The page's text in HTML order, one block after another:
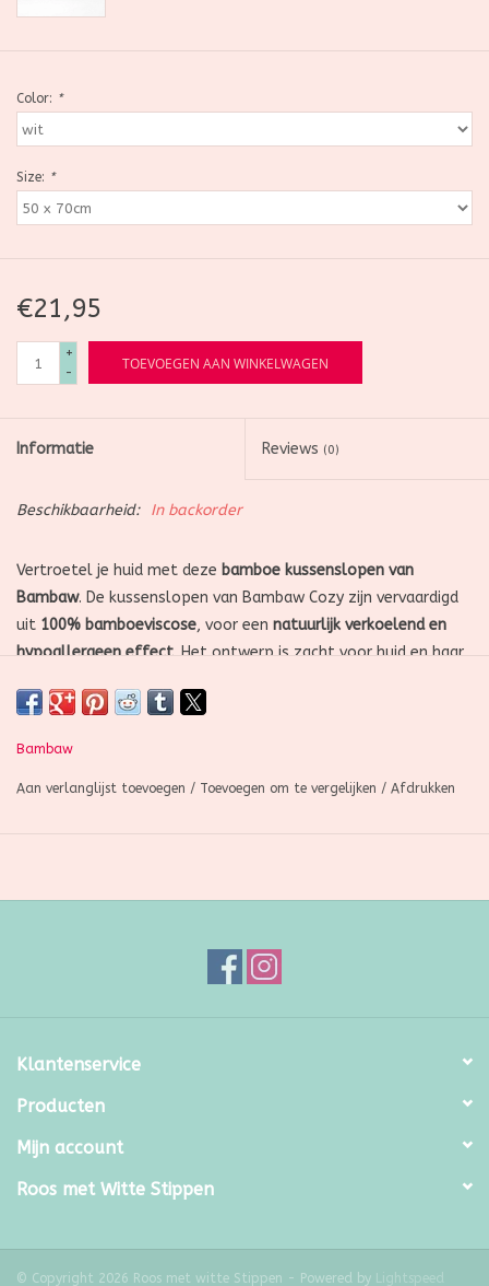
Color: *
Size: *
€21,95
+
-
TOEVOEGEN AAN WINKELWAGEN
Informatie Reviews (0)
Beschikbaarheid: In backorder
Vertroetel je huid met deze bamboe kussenslopen van
Bambaw. De kussenslopen van Bambaw Cozy zijn vervaardigd
uit 100% bamboeviscose, voor een natuurlijk verkoelend en
hypoallergeen effect . Het ontwerp is zacht voor huid en haar,
eigenschappen:
•Ultrazacht en ademend , voor een luxueuze nachtrust
stoffen
Bambaw
Aan verlanglijst toevoegen / Toevoegen om te vergelijken / Afdrukken
Klantenservice
Producten
Mijn account
Roos met Witte Stippen
© Copyright 2026 Roos met witte Stippen - Powered by Lightspeed